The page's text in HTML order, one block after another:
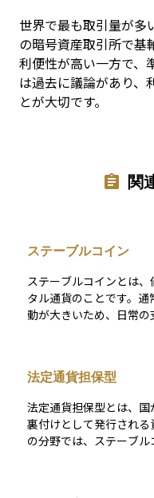
世界で最も取引量が多
の暗号資産取引所で基
利便性が高い一方で、
は過去に議論があり、
とが大切です。
関
ステーブルコイン
ステーブルコインとは
タル通貨のことです。
動が大きいため、日常
ており、たとえば「1ス
に、裏付けとなる資産を
め、暗号資産の技術的
も兼ね備えており、送
がっています。資産運用
法定通貨担保型
法定通貨担保型とは、
裏付けとして発行され
の分野では、ステーブ